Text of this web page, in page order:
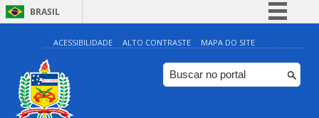
BRASIL
Simplifique!
Comunica BR
Participe
ACESSIBILIDADE ALTO CONTRASTE MAPA DO SITE